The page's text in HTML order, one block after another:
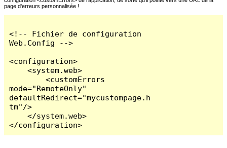
page d'erreurs personnalisée !
<!-- Fichier de configuration
Web.Config -->
<configuration>
    <system.web>
        <customErrors
mode="RemoteOnly"
defaultRedirect="mycustompage.h
tm"/>
    </system.web>
</configuration>